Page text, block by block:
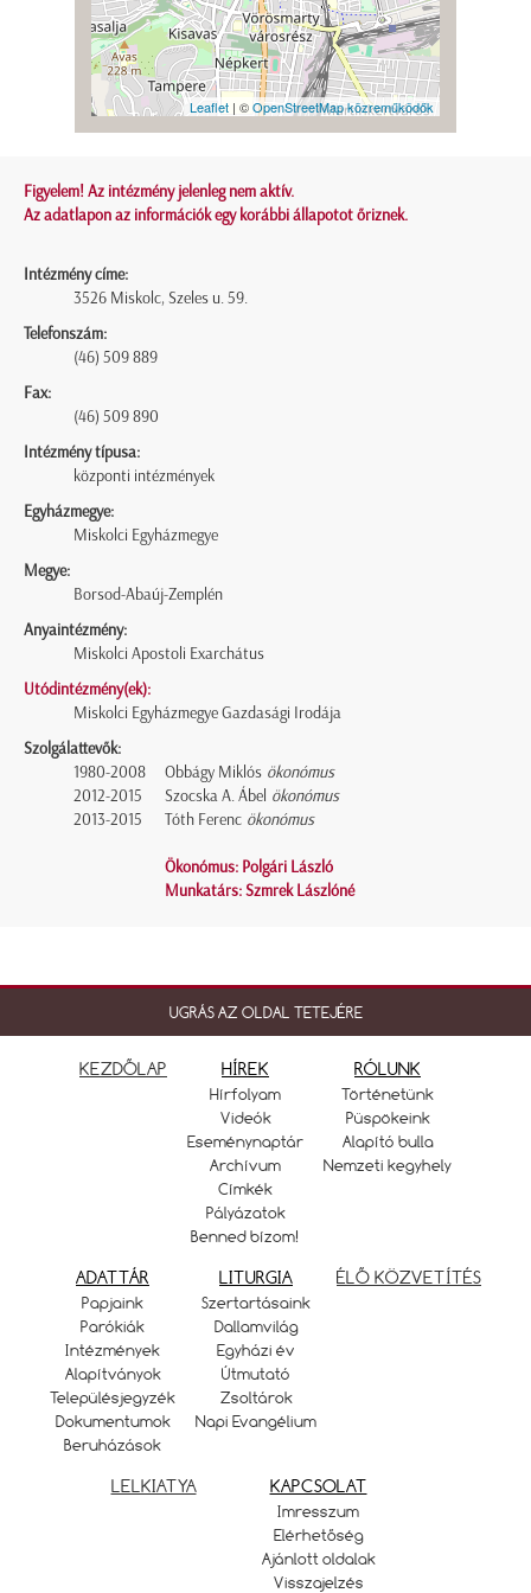
Leaflet | ©OpenStreetMap közreműködők
Figyelem! Az intézmény jelenleg nem aktív.
Az adatlapon az információk egy korábbi állapotot őriznek.
Intézmény címe:
3526 Miskolc, Szeles u. 59.
Telefonszám:
(46) 509 889
Fax:
(46) 509 890
Intézmény típusa:
központi intézmények
Egyházmegye:
Miskolci Egyházmegye
Megye:
Borsod-Abaúj-Zemplén
Anyaintézmény:
Miskolci Apostoli Exarchátus
Utódintézmény(ek):
Miskolci Egyházmegye Gazdasági Irodája
Szolgálattevők:
1980-2008
Obbágy Miklós ökonómus
2012-2015
Szocska A. Ábel ökonómus
2013-2015
Tóth Ferenc ökonómus
Ökonómus: Polgári László
Munkatárs: Szmrek Lászlóné
UGRÁS AZ OLDAL TETEJÉRE
KEZDŐLAP HÍREK
Hírfolyam
Videók
Eseménynaptár
Archívum
Címkék
Pályázatok
Benned bízom!
RÓLUNK
Történetünk
Püspökeink
Alapító bulla
Nemzeti kegyhely
ADATTÁR
Papjaink
Parókiák
Intézmények
Alapítványok
Településjegyzék
Dokumentumok
Beruházások
LITURGIA
Szertartásaink
Dallamvilág
Egyházi év
Útmutató
Zsoltárok
Napi Evangélium
ÉLŐ KÖZVETÍTÉS
LELKIATYA KAPCSOLAT
Imresszum
Elérhetőség
Ajánlott oldalak
Visszajelzés